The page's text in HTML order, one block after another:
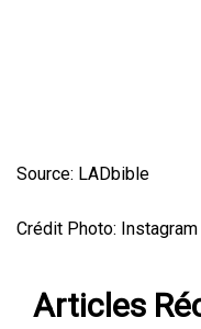
Source: LADbible
Crédit Photo: Instagram
Articles